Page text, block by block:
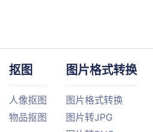
抠图
人像抠图
物品抠图
图片格式转换
图片格式转换
图片转JPG